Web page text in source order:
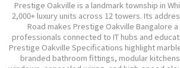
Prestige Oakville is a landmark township in
2,000+ luxury units across 12 towers. Its
Road makes Prestige Oakville Bangalore
professionals connected to IT hubs and
Prestige Oakville Specifications highlight
branded bathroom fittings, modular